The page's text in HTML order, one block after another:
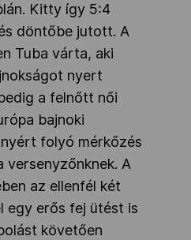
Kitty így 5:4
döntőbe jutott. A
Tuba várta, aki
nyert
a felnőtt női
bajnoki
folyó mérkőzés
A
az ellenfél két
egy erős fej ütést is
követően